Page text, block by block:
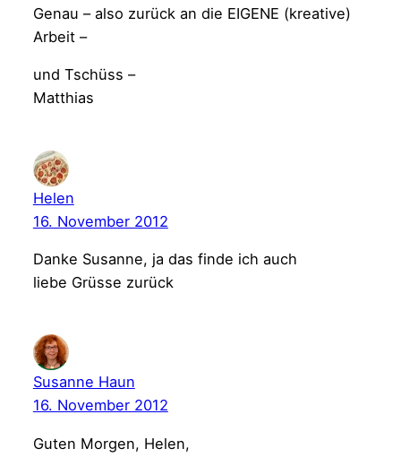
Genau – also zurück an die EIGENE (kreative)
Arbeit –
und Tschüss –
Matthias
Helen
16. November 2012
Danke Susanne, ja das finde ich auch
liebe Grüsse zurück
Susanne Haun
16. November 2012
Guten Morgen, Helen,